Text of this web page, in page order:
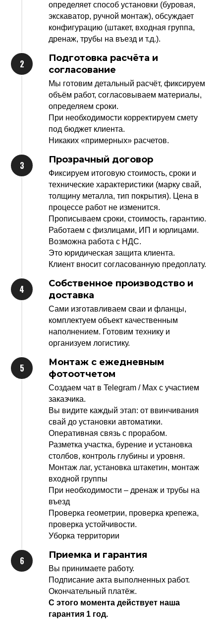
определяет способ установки (буровая,
экскаватор, ручной монтаж), обсуждает
конфигурацию (штакет, входная группа,
дренаж, трубы на въезд и т.д.).
Подготовка расчёта и
согласование
Мы готовим детальный расчёт, фиксируем
объём работ, согласовываем материалы,
определяем сроки.
При необходимости корректируем смету
под бюджет клиента.
Никаких «примерных» расчетов.
Прозрачный договор
Фиксируем итоговую стоимость, сроки и
технические характеристики (марку свай,
толщину металла, тип покрытия). Цена в
процессе работ не изменится.
Прописываем сроки, стоимость, гарантию.
Работаем с физлицами, ИП и юрлицами.
Возможна работа с НДС.
Это юридическая защита клиента.
Клиент вносит согласованную предоплату.
Собственное производство и
доставка
Сами изготавливаем сваи и фланцы,
комплектуем объект качественным
наполнением. Готовим технику и
организуем логистику.
Монтаж с ежедневным
фотоотчетом
Создаем чат в Telegram / Мах с участием
заказчика.
Вы видите каждый этап: от ввинчивания
свай до установки автоматики.
Оперативная связь с прорабом.
Разметка участка, бурение и установка
столбов, контроль глубины и уровня.
Монтаж лаг, установка штакетин, монтаж
входной группы
При необходимости – дренаж и трубы на
въезд
Проверка геометрии, проверка крепежа,
проверка устойчивости.
Уборка территории
Приемка и гарантия
Вы принимаете работу.
Подписание акта выполненных работ.
Окончательный платёж.
С этого момента действует наша
гарантия 1 год.